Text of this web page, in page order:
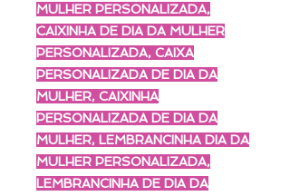
MULHER PERSONALIZADA,
CAIXINHA DE DIA DA MULHER
PERSONALIZADA, CAIXA
PERSONALIZADA DE DIA DA
MULHER, CAIXINHA
PERSONALIZADA DE DIA DA
MULHER, LEMBRANCINHA DIA DA
MULHER PERSONALIZADA,
LEMBRANCINHA DE DIA DA